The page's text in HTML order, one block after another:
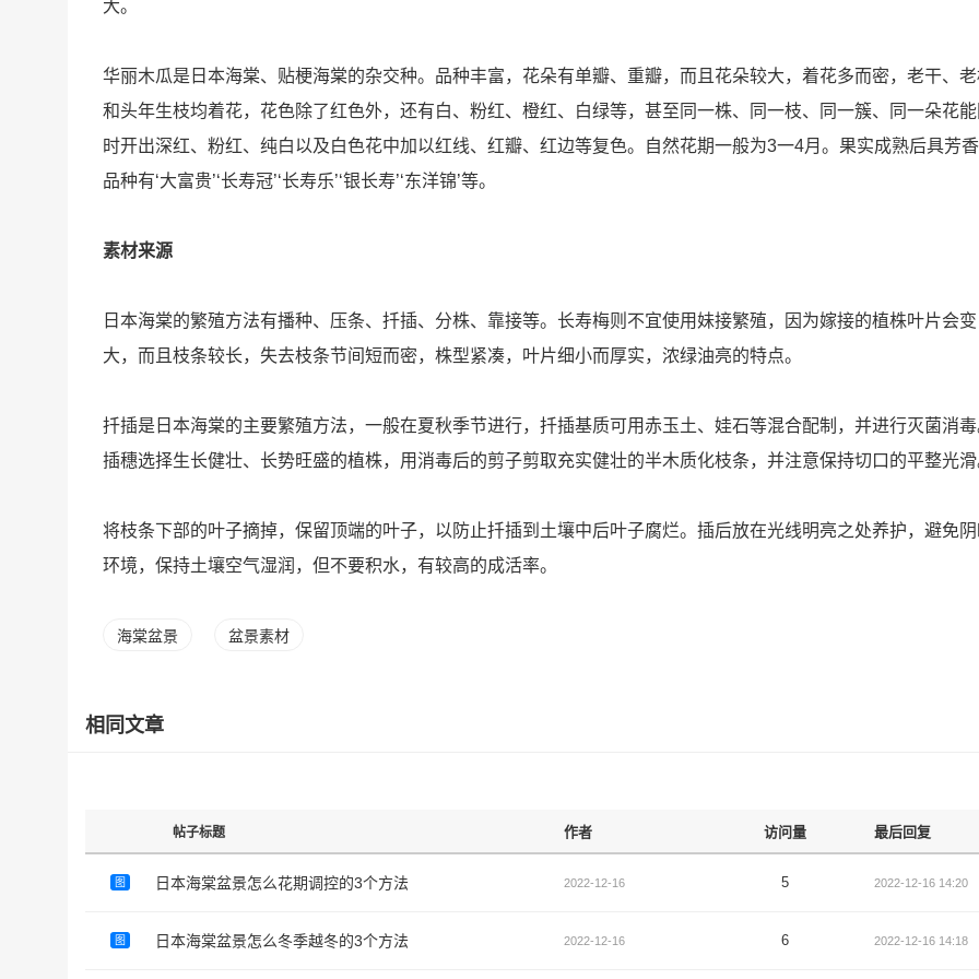
大。
华丽木瓜是日本海棠、贴梗海棠的杂交种。品种丰富，花朵有单瓣、重瓣，而且花朵较大，着花多而密，老干、老
和头年生枝均着花，花色除了红色外，还有白、粉红、橙红、白绿等，甚至同一株、同一枝、同一簇、同一朵花能
时开出深红、粉红、纯白以及白色花中加以红线、红瓣、红边等复色。自然花期一般为3一4月。果实成熟后具芳香
品种有‘大富贵’‘长寿冠’‘长寿乐’‘银长寿’‘东洋锦’等。
素材来源
日本海棠的繁殖方法有播种、压条、扦插、分株、靠接等。长寿梅则不宜使用妹接繁殖，因为嫁接的植株叶片会变
大，而且枝条较长，失去枝条节间短而密，株型紧凑，叶片细小而厚实，浓绿油亮的特点。
扦插是日本海棠的主要繁殖方法，一般在夏秋季节进行，扦插基质可用赤玉土、娃石等混合配制，并进行灭菌消毒
插穗选择生长健壮、长势旺盛的植株，用消毒后的剪子剪取充实健壮的半木质化枝条，并注意保持切口的平整光滑
将枝条下部的叶子摘掉，保留顶端的叶子，以防止扦插到土壤中后叶子腐烂。插后放在光线明亮之处养护，避免
环境，保持土壤空气湿润，但不要积水，有较高的成活率。
海棠盆景 盆景素材
相同文章
帖子标题 作者 访问量 最后回复
图 日本海棠盆景怎么花期调控的3个方法 2022-12-16 5 2022-12-16 14:20
图 日本海棠盆景怎么冬季越冬的3个方法 2022-12-16 6 2022-12-16 14:18